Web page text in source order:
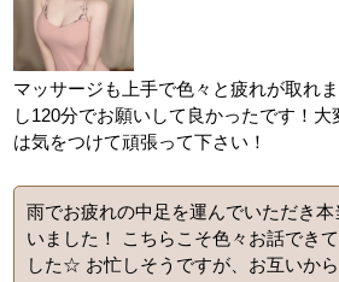
マッサージも上手で色々と疲れが取れ
し120分でお願いして良かったです！
は気をつけて頑張って下さい！
雨でお疲れの中足を運んでいただき
いました！ こちらこそ色々お話でき
した☆ お忙しそうですが、お互いか